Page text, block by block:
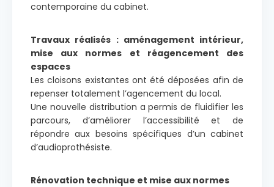
contemporaine du cabinet.
Travaux réalisés : aménagement intérieur,
mise aux normes et réagencement des
espaces
Les cloisons existantes ont été déposées afin de
repenser totalement l’agencement du local.
Une nouvelle distribution a permis de fluidifier les
parcours, d’améliorer l’accessibilité et de
répondre aux besoins spécifiques d’un cabinet
d’audioprothésiste.
Rénovation technique et mise aux normes